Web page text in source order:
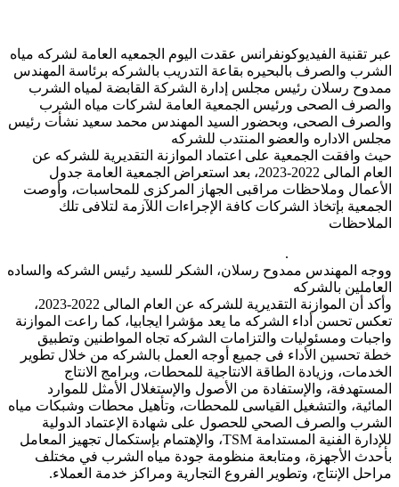
عبر تقنية الفيديوكونفرانس عقدت اليوم الجمعيه العامة لشركه مياه
الشرب والصرف بالبحيره بقاعة التدريب بالشركه برئاسة المهندس
ممدوح رسلان رئيس مجلس إدارة الشركة القابضة لمياه الشرب
والصرف الصحى ورئيس الجمعية العامة لشركات مياه الشرب
والصرف الصحى، وبحضور السيد المهندس محمد سعيد نشأت رئيس
مجلس الاداره والعضو المنتدب للشركه
حيث وافقت الجمعية على اعتماد الموازنة التقديرية للشركه عن
العام المالى 2022-2023، بعد استعراض الجمعية العامة جدول
الأعمال وملاحظات مراقبى الجهاز المركزى للمحاسبات، وأوصت
الجمعية بإتخاذ الشركات كافة الإجراءات اللآزمة لتلافى تلك
الملاحظات
.
ووجه المهندس ممدوح رسلان، الشكر للسيد رئيس الشركه والساده
العاملين بالشركه
وأكد أن الموازنة التقديرية للشركه عن العام المالى 2022-2023،
تعكس تحسن أداء الشركه ما يعد مؤشرا ايجابيا، كما راعت الموازنة
واجبات ومسئوليات والتزامات الشركه تجاه المواطنين وتطبيق
خطة تحسين الأداء فى جميع أوجه العمل بالشركه من خلال تطوير
الخدمات، وزيادة الطاقة الانتاجية للمحطات، وبرامج الانتاج
المستهدفة، والإستفادة من الأصول والإستغلال الأمثل للموارد
المائية، والتشغيل القياسى للمحطات، وتأهيل محطات وشبكات مياه
الشرب والصرف الصحي للحصول على شهادة الإعتماد الدولية
للإدارة الفنية المستدامة TSM، والإهتمام بإستكمال تجهيز المعامل
بأحدث الأجهزة، ومتابعة منظومة جودة مياه الشرب في مختلف
مراحل الإنتاج، وتطوير الفروع التجارية ومراكز خدمة العملاء.